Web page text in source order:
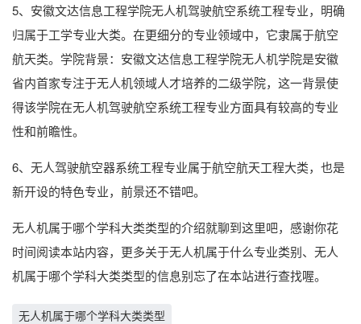
5、安徽文达信息工程学院无人机驾驶航空系统工程专业，明确
归属于工学专业大类。在更细分的专业领域中，它隶属于航空
航天类。学院背景：安徽文达信息工程学院无人机学院是安徽
省内首家专注于无人机领域人才培养的二级学院，这一背景使
得该学院在无人机驾驶航空系统工程专业方面具有较高的专业
性和前瞻性。
6、无人驾驶航空器系统工程专业属于航空航天工程大类，也是
新开设的特色专业，前景还不错吧。
无人机属于哪个学科大类类型的介绍就聊到这里吧，感谢你花
时间阅读本站内容，更多关于无人机属于什么专业类别、无人
机属于哪个学科大类类型的信息别忘了在本站进行查找喔。
无人机属于哪个学科大类类型